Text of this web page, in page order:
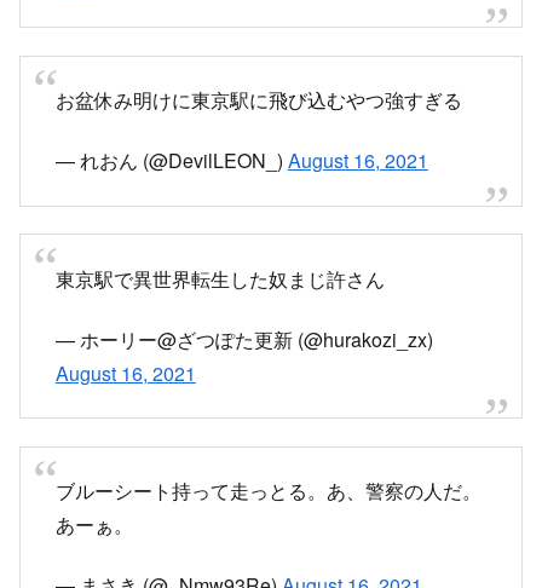
お盆休み明けに東京駅に飛び込むやつ強すぎる
— れおん (@DevilLEON_) August 16, 2021
東京駅で異世界転生した奴まじ許さん
— ホーリー@ざつぽた更新 (@hurakozi_zx)
August 16, 2021
ブルーシート持って走っとる。あ、警察の人だ。
あーぁ。